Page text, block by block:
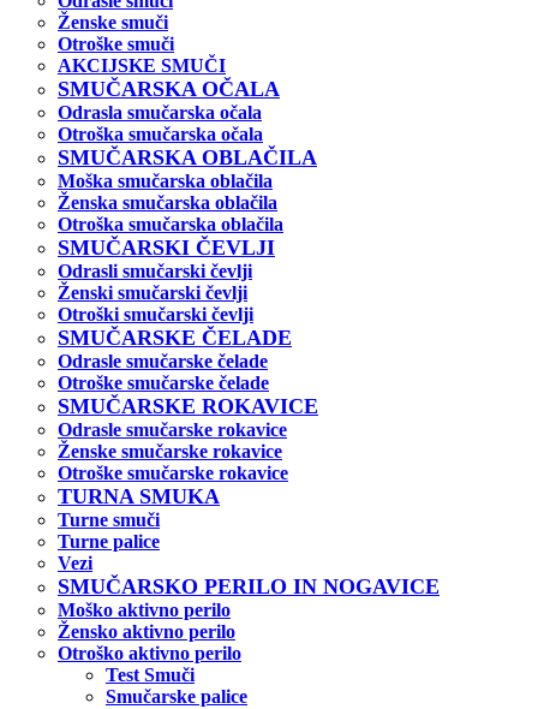
Ženske smuči
Otroške smuči
AKCIJSKE SMUČI
SMUČARSKA OČALA
Odrasla smučarska očala
Otroška smučarska očala
SMUČARSKA OBLAČILA
Moška smučarska oblačila
Ženska smučarska oblačila
Otroška smučarska oblačila
SMUČARSKI ČEVLJI
Odrasli smučarski čevlji
Ženski smučarski čevlji
Otroški smučarski čevlji
SMUČARSKE ČELADE
Odrasle smučarske čelade
Otroške smučarske čelade
SMUČARSKE ROKAVICE
Odrasle smučarske rokavice
Ženske smučarske rokavice
Otroške smučarske rokavice
TURNA SMUKA
Turne smuči
Turne palice
Vezi
SMUČARSKO PERILO IN NOGAVICE
Moško aktivno perilo
Žensko aktivno perilo
Otroško aktivno perilo
Test Smuči
Smučarske palice